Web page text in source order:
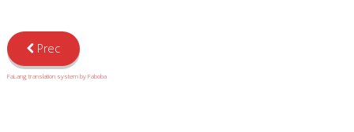
Prec
FaLang translation system by Faboba